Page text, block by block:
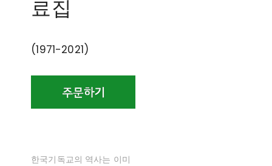
료집
(1971-2021)
한국기독교의 역사는 이미